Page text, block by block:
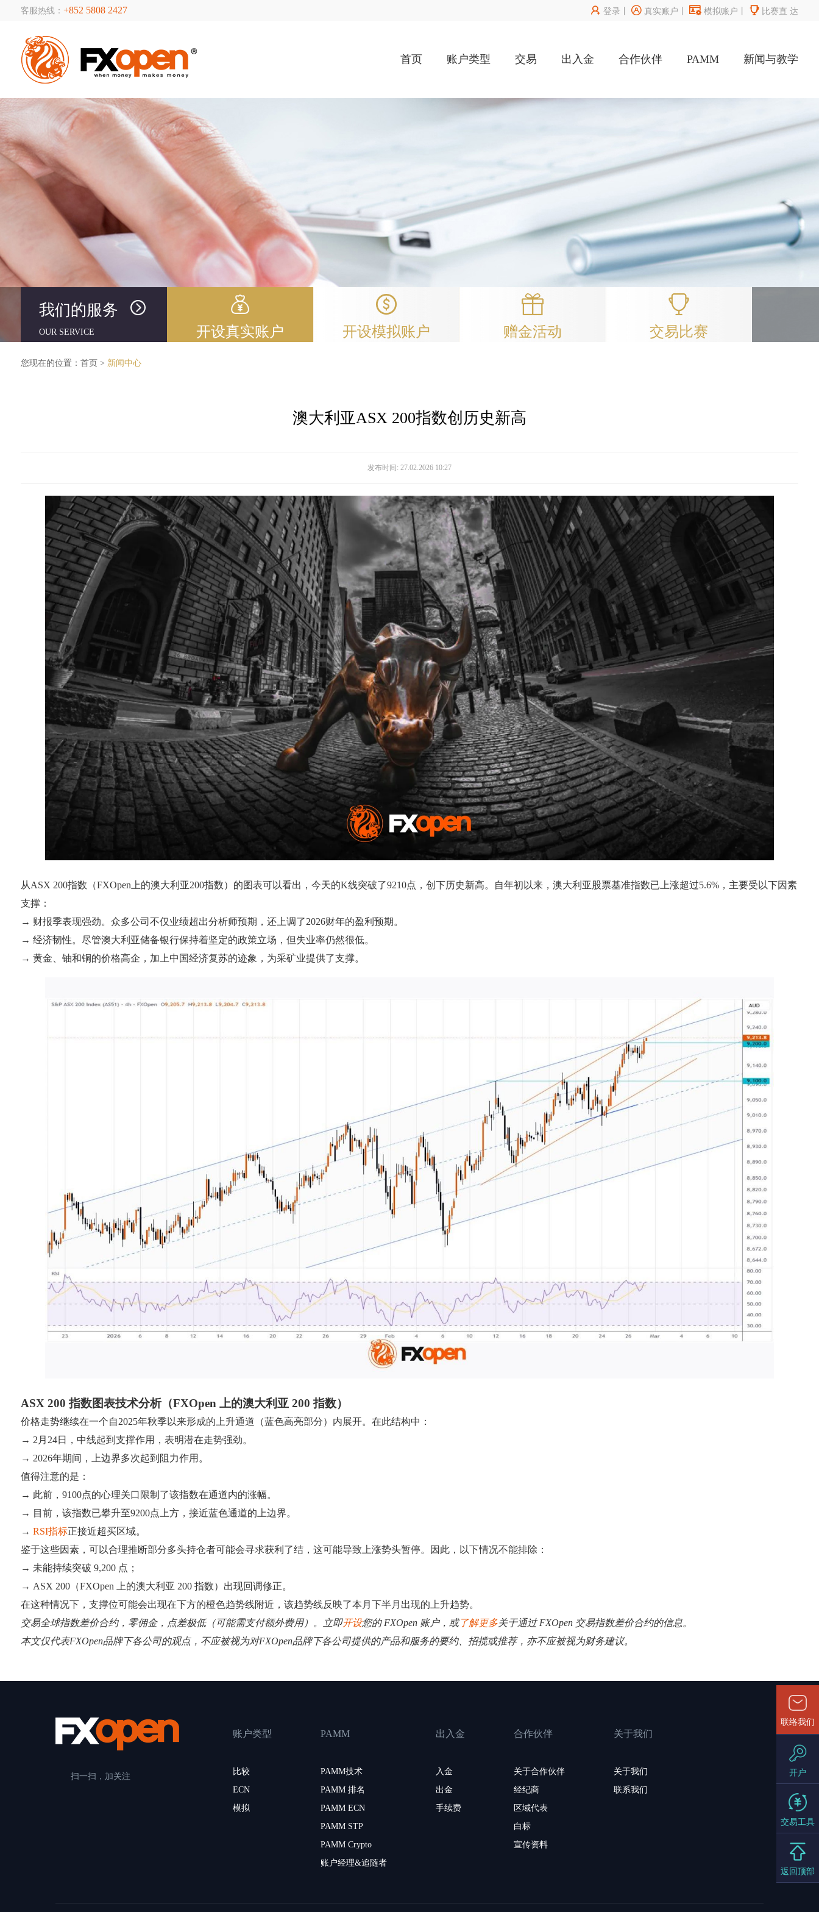
客服热线： +852 5808 2427  登录 丨 真实账户  模拟账户  比赛直 达
首页 账户类型 交易 出入金 合作伙伴 PAMM 新闻与教学
我们的服务
OUR SERVICE 开设真实账户 开设模拟账户 赠金活动 交易比赛
您现在的位置： 首页 > 新闻中心
澳大利亚ASX 200指数创历史新高
发布时间: 27.02.2026 10:27
从ASX 200指数（FXOpen上的澳大利亚200指数）的图表可以看出，今天的K线突破了9210点，创下历史新高。自年初以来，澳大利亚股票基准指数已上涨超过5.6%，主要受以下因素
支撑：
→ 财报季表现强劲。众多公司不仅业绩超出分析师预期，还上调了2026财年的盈利预期。
→ 经济韧性。尽管澳大利亚储备银行保持着坚定的政策立场，但失业率仍然很低。
→ 黄金、铀和铜的价格高企，加上中国经济复苏的迹象，为采矿业提供了支撑。
ASX 200 指数图表技术分析（FXOpen 上的澳大利亚 200 指数）
价格走势继续在一个自2025年秋季以来形成的上升通道（蓝色高亮部分）内展开。在此结构中：
→ 2月24日，中线起到支撑作用，表明潜在走势强劲。
→ 2026年期间，上边界多次起到阻力作用。
值得注意的是：
→ 此前，9100点的心理关口限制了该指数在通道内的涨幅。
→ 目前，该指数已攀升至9200点上方，接近蓝色通道的上边界。
→ RSI指标正接近超买区域。
鉴于这些因素，可以合理推断部分多头持仓者可能会寻求获利了结，这可能导致上涨势头暂停。因此，以下情况不能排除：
→ 未能持续突破 9,200 点；
→ ASX 200（FXOpen 上的澳大利亚 200 指数）出现回调修正。
在这种情况下，支撑位可能会出现在下方的橙色趋势线附近，该趋势线反映了本月下半月出现的上升趋势。
交易全球指数差价合约，零佣金，点差极低（可能需支付额外费用）。立即开设您的 FXOpen 账户，或了解更多关于通过 FXOpen 交易指数差价合约的信息。
本文仅代表FXOpen品牌下各公司的观点，不应被视为对FXOpen品牌下各公司提供的产品和服务的要约、招揽或推荐，亦不应被视为财务建议。
扫一扫，加关注
账户类型
比较
ECN
模拟
PAMM
PAMM技术
PAMM 排名
PAMM ECN
PAMM STP
PAMM Crypto
账户经理&追随者
出入金
入金
出金
手续费
合作伙伴
关于合作伙伴
经纪商
区域代表
白标
宣传资料
关于我们
关于我们
联系我们
联络我们
开户
交易工具
返回顶部